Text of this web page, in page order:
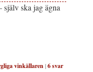
ska jag ägna
vinkällaren|6svar